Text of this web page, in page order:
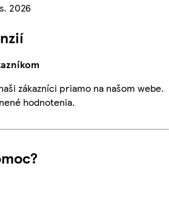
2026
zákazníci priamo na našom webe.
hodnotenia.